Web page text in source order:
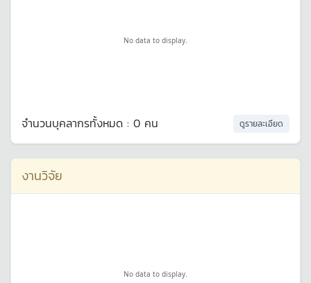
No data to display.
ดูรายละเอียด
จำนวนบุคลากรทั้งหมด : 0 คน
งานวิจัย
No data to display.